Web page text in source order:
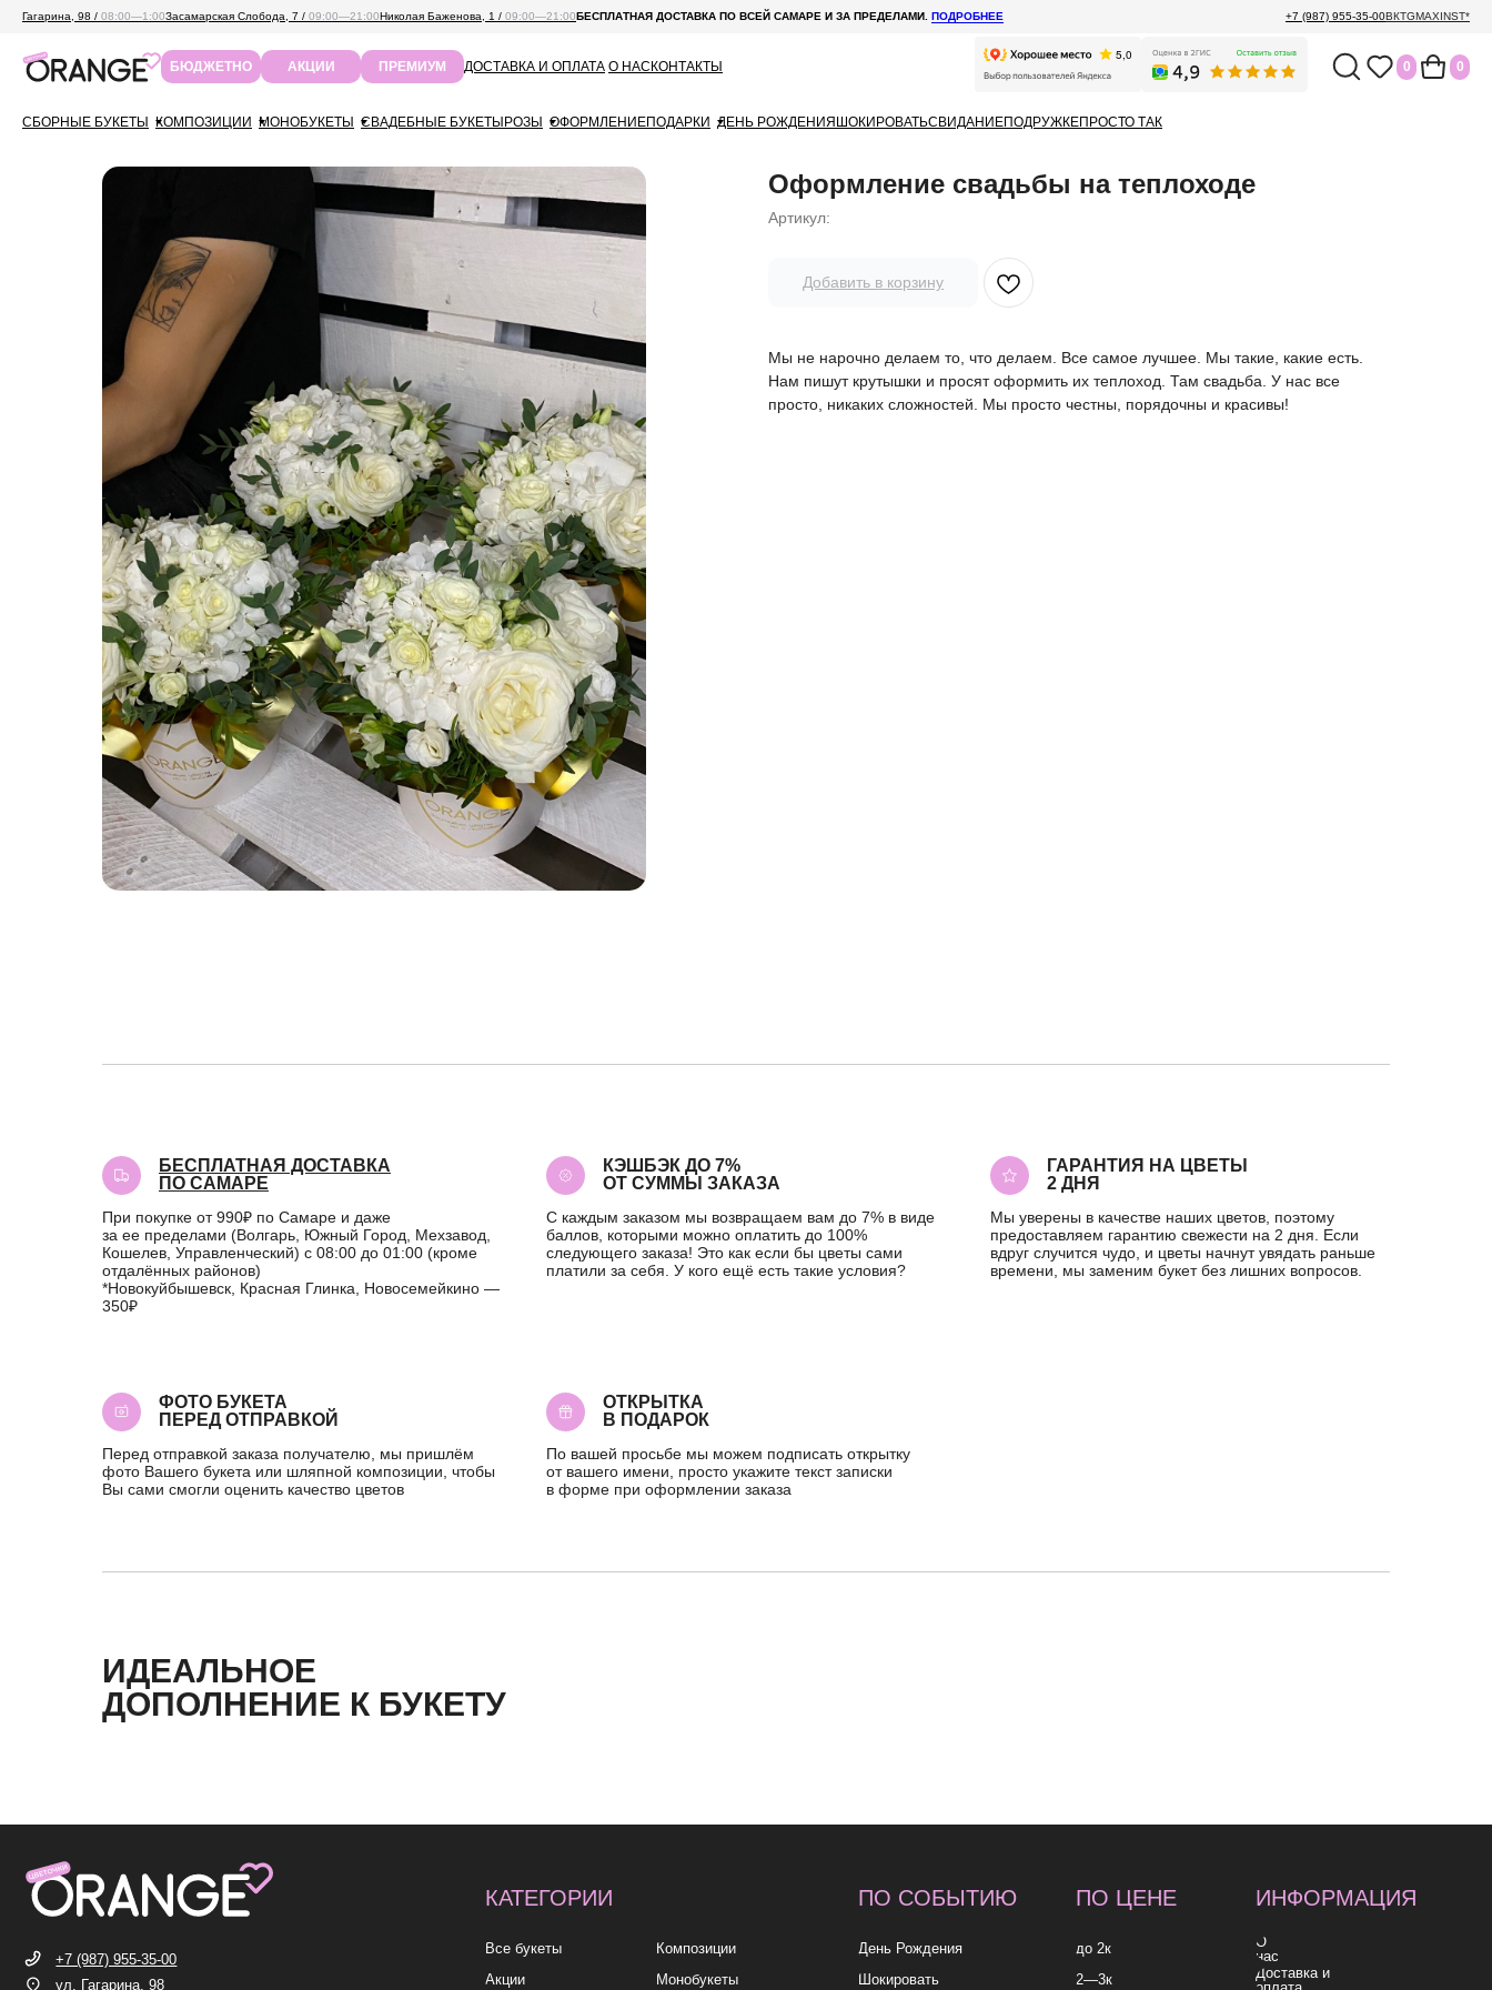
Гагарина, 98 / 08:00—1:00Засамарская Слобода, 7 / 09:00—21:00Николая Баженова, 1 / 09:00—21:00БЕСПЛАТНАЯ ДОСТАВКА ПО ВСЕЙ САМАРЕ И ЗА ПРЕДЕЛАМИ. ПОДРОБНЕЕ +7 (987) 955-35-00ВКTGMAXINST*
БЮДЖЕТНО АКЦИИ ПРЕМИУМ ДОСТАВКА И ОПЛАТА О НАСКОНТАКТЫ 0 0
СБОРНЫЕ БУКЕТЫ КОМПОЗИЦИИ МОНОБУКЕТЫ СВАДЕБНЫЕ БУКЕТЫРОЗЫ ОФОРМЛЕНИЕПОДАРКИ ДЕНЬ РОЖДЕНИЯШОКИРОВАТЬСВИДАНИЕПОДРУЖКЕПРОСТО ТАК
Оформление свадьбы на теплоходе
Артикул:
Добавить в корзину
Мы не нарочно делаем то, что делаем. Все самое лучшее. Мы такие, какие есть.
Нам пишут крутышки и просят оформить их теплоход. Там свадьба. У нас все
просто, никаких сложностей. Мы просто честны, порядочны и красивы!
БЕСПЛАТНАЯ ДОСТАВКА
ПО САМАРЕ
При покупке от 990₽ по Самаре и даже
за ее пределами (Волгарь, Южный Город, Мехзавод,
Кошелев, Управленческий) с 08:00 до 01:00 (кроме
отдалённых районов)
*Новокуйбышевск, Красная Глинка, Новосемейкино —
350₽
КЭШБЭК ДО 7%
ОТ СУММЫ ЗАКАЗА
С каждым заказом мы возвращаем вам до 7% в виде
баллов, которыми можно оплатить до 100%
следующего заказа! Это как если бы цветы сами
платили за себя. У кого ещё есть такие условия?
ГАРАНТИЯ НА ЦВЕТЫ
2 ДНЯ
Мы уверены в качестве наших цветов, поэтому
предоставляем гарантию свежести на 2 дня. Если
вдруг случится чудо, и цветы начнут увядать раньше
времени, мы заменим букет без лишних вопросов.
ФОТО БУКЕТА
ПЕРЕД ОТПРАВКОЙ
Перед отправкой заказа получателю, мы пришлём
фото Вашего букета или шляпной композиции, чтобы
Вы сами смогли оценить качество цветов
ОТКРЫТКА
В ПОДАРОК
По вашей просьбе мы можем подписать открытку
от вашего имени, просто укажите текст записки
в форме при оформлении заказа
ИДЕАЛЬНОЕ
ДОПОЛНЕНИЕ К БУКЕТУ
КАТЕГОРИИ
ВКTGMAX INST*
5—7к
Премиум
Свадебные букеты
Подружке
ежедневно, 09:00 — 21:00
ежедневно, 09:00 — 21:00
согласие на обработку
политика
ИП Николаев Александр Сергеевич